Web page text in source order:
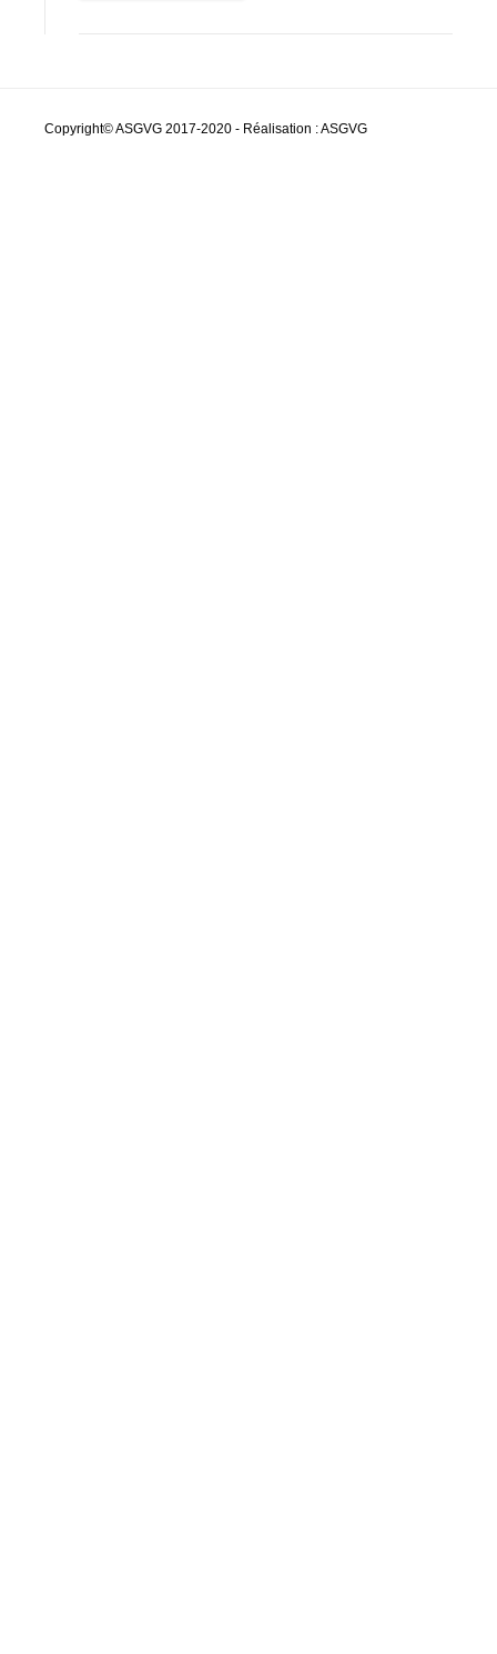
Copyright© ASGVG 2017-2020 - Réalisation : ASGVG